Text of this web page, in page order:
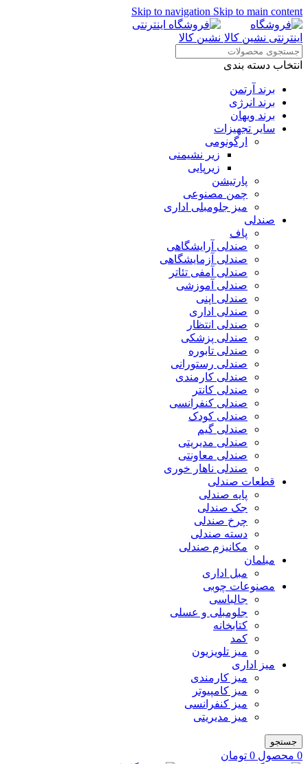
Skip to navigation Skip to main content
انتخاب دسته بندی
برند آرتمن
برند انرژی
برند ویهان
سایر تجهیزات
ارگونومی
زیر نشیمنی
زیرپایی
پارتیشن
چمن مصنوعی
میز جلومبلی اداری
صندلی
پاف
صندلی آرایشگاهی
صندلی آزمایشگاهی
صندلی آمفی تئاتر
صندلی آموزشی
صندلی اپنی
صندلی اداری
صندلی انتظار
صندلی پزشکی
صندلی تابوره
صندلی رستورانی
صندلی کارمندی
صندلی کانتر
صندلی کنفرانسی
صندلی کودک
صندلی گیم
صندلی مدیریتی
صندلی معاونتی
صندلی ناهار خوری
قطعات صندلی
پایه صندلی
جک صندلی
چرخ صندلی
دسته صندلی
مکانیزم صندلی
مبلمان
مبل اداری
مصنوعات چوبی
جالباسی
جلومبلی و عسلی
کتابخانه
کمد
میز تلویزیون
میز اداری
میز کارمندی
میز کامپیوتر
میز کنفرانسی
میز مدیریتی
جستجو
0 محصول 0 تومان